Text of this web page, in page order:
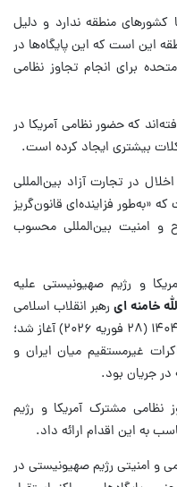
منطقه ندارد و دلیل
این است که این پایگاه‌ها در
برای انجام تجاوز نظامی
که حضور نظامی آمریکا در
بیشتری ایجاد کرده است.
در تجارت آزاد بین‌المللی
«به‌طور فزاینده‌ای قانون‌گریز
امنیت بین‌المللی محسوب
و رژیم صهیونیستی علیه
خامنه ایرهبر انقلاب اسلامی
به شهادت رسید، از بامداد روز نهم اسفند ۱۴۰۴ (۲۸ فوریه ۲۰۲۶) آغاز شد؛
غیرمستقیم میان ایران و
در جریان بود.
نظامی مشترک آمریکا و رژیم
به این اقدام ارائه داد.
و امنیتی رژیم صهیونیستی در